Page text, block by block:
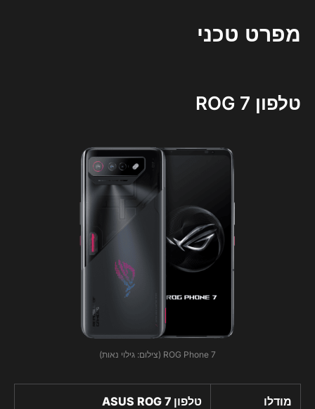
מפרט טכני
טלפון ROG 7
ROG Phone 7 (צילום: גילוי נאות)
מודלו טלפון ASUS ROG 7